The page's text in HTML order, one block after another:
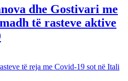
dhe Gostivari me
të rasteve aktive